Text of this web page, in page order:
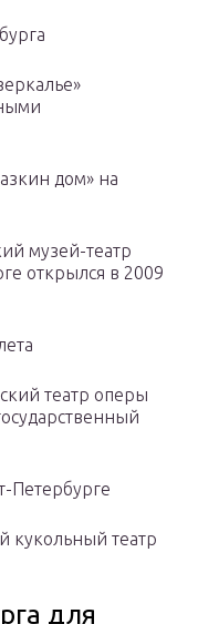
дом» на
музей-театр
открылся в 2009
театр оперы
Петербурге
кукольный театр
для